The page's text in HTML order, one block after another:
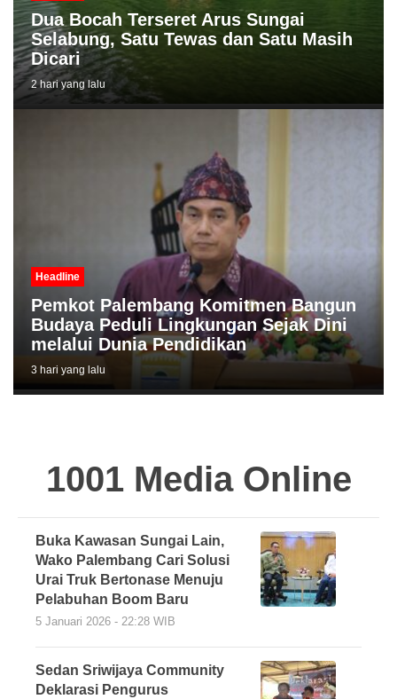
Dua Bocah Terseret Arus Sungai
Selabung, Satu Tewas dan Satu Masih
Dicari
2 hari yang lalu
Headline
Pemkot Palembang Komitmen Bangun
Budaya Peduli Lingkungan Sejak Dini
melalui Dunia Pendidikan
3 hari yang lalu
1001 Media Online
Buka Kawasan Sungai Lain,
Wako Palembang Cari Solusi
Urai Truk Bertonase Menuju
Pelabuhan Boom Baru
5 Januari 2026 - 22:28 WIB
Sedan Sriwijaya Community
Deklarasi Pengurus